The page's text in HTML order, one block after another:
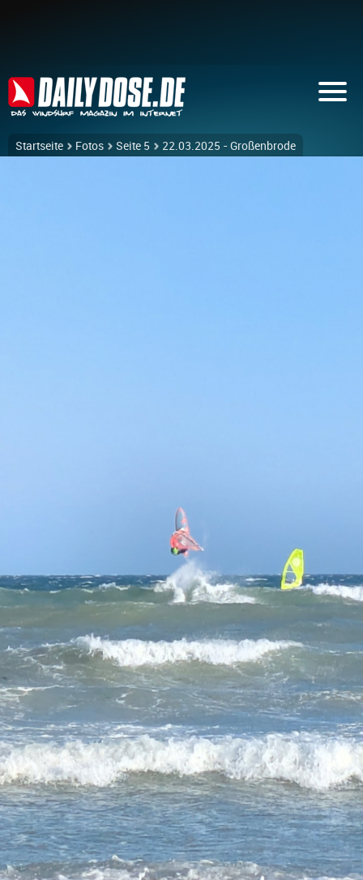
Startseite Fotos Seite 5 22.03.2025 - Großenbrode